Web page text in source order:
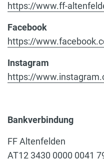
https://www.ff-
Facebook
https://
Instagram
https://
Bankverbindung
FF Altenfelden
AT12 3430 0000 0041